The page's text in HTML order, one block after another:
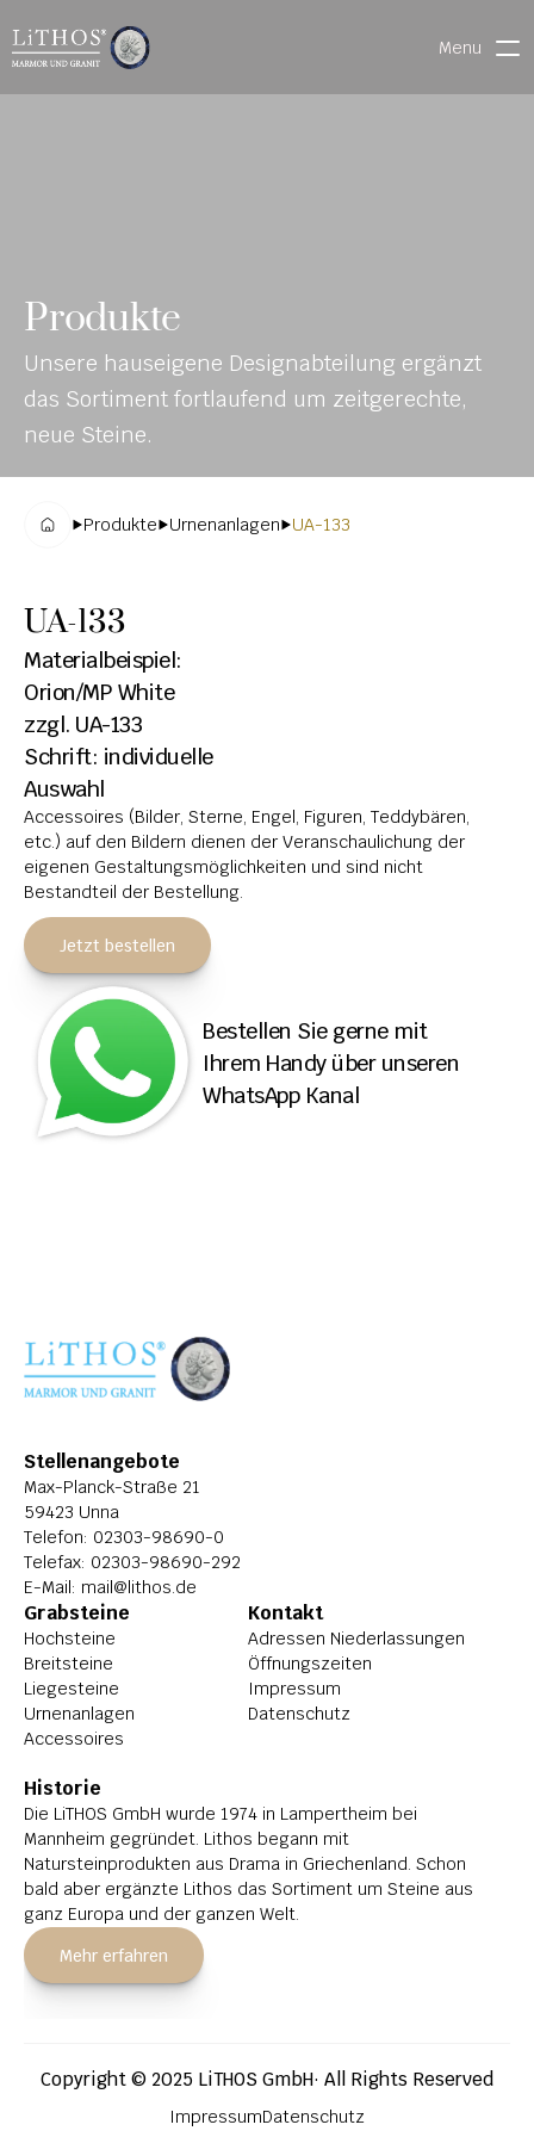
Menu
INE-
KAT
ALO
G
MATERIALIEN
STEINMETZFINDER
3D-KONFIGURATOR
DOWNLOADS
DENKMALE
MAGRADO
KOLUMBARIEN
BREITSTEINE
LIEGESTEINE
URNENANLAGEN
LEUCHTGRABMALE
ACCESSOIRES
KONTAKT
ADRESSEN NIEDERLASSUNGEN
ÖFFNUNGSZEITEN
IMPRESSUM
ÜBER LITHOS
Produkte
Unsere hauseigene Designabteilung ergänzt
das Sortiment fortlaufend um zeitgerechte,
neue Steine.
Produkte Urnenanlagen UA-133
UA-133
Materialbeispiel:
Orion/MP White
zzgl. UA-133
Schrift: individuelle
Auswahl
Accessoires (Bilder, Sterne, Engel, Figuren, Teddybären,
etc.) auf den Bildern dienen der Veranschaulichung der
eigenen Gestaltungsmöglichkeiten und sind nicht
Bestandteil der Bestellung.
Jetzt bestellen
Bestellen Sie gerne mit
Ihrem Handy über unseren
WhatsApp Kanal
Stellenangebote
Max-Planck-Straße 21
59423 Unna
Telefon: 02303-98690-0
Telefax: 02303-98690-292
E-Mail: mail@lithos.de
Grabsteine
Hochsteine
Breitsteine
Liegesteine
Urnenanlagen
Accessoires
Kontakt
Adressen Niederlassungen
Öffnungszeiten
Impressum
Datenschutz
Historie
Die LiTHOS GmbH wurde 1974 in Lampertheim bei
Mannheim gegründet. Lithos begann mit
Natursteinprodukten aus Drama in Griechenland. Schon
bald aber ergänzte Lithos das Sortiment um Steine aus
ganz Europa und der ganzen Welt.
Mehr erfahren
Copyright © 2025 LiTHOS GmbH· All Rights Reserved
ImpressumDatenschutz